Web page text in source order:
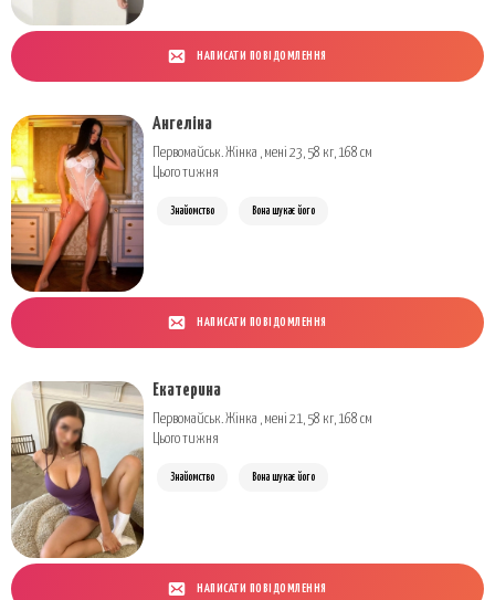
НАПИСАТИ ПОВІДОМЛЕННЯ
Ангеліна
Первомайськ. Жінка , мені 23, 58 кг, 168 см
Цього тижня
Знайомство Вона шукає його
НАПИСАТИ ПОВІДОМЛЕННЯ
Екатерина
Первомайськ. Жінка , мені 21, 58 кг, 168 см
Цього тижня
Знайомство Вона шукає його
НАПИСАТИ ПОВІДОМЛЕННЯ